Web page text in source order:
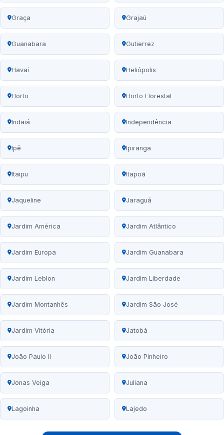
Graça Grajaú
Guanabara Gutierrez
Havaí Heliópolis
Horto Horto Florestal
Indaiá Independência
Ipê Ipiranga
Itaipu Itapoã
Jaqueline Jaraguá
Jardim América Jardim Atlântico
Jardim Europa Jardim Guanabara
Jardim Leblon Jardim Liberdade
Jardim Montanhês Jardim São José
Jardim Vitória Jatobá
João Paulo II João Pinheiro
Jonas Veiga Juliana
Lagoinha Lajedo